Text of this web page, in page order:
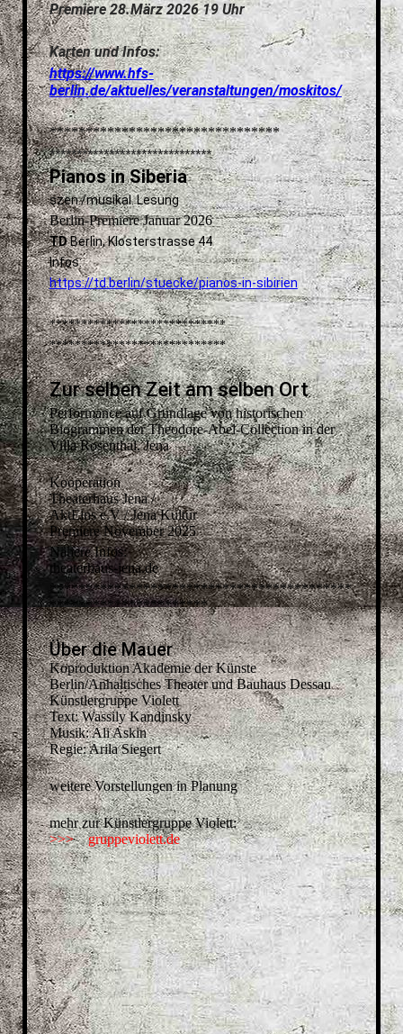
Premiere 28.März 2026 19 Uhr
Karten und Infos:
https://www.hfs-
berlin.de/aktuelles/veranstaltungen/moskitos/
********************************
******************************
Pianos in Siberia
szen./musikal. Lesung
Berlin-Premiere Januar 2026
TDBerlin, Klosterstrasse 44
Infos:
https://td.berlin/stuecke/pianos-in-sibirien
****************************
****************************
Zur selben Zeit am selben Ort
Performance auf Grundlage von historischen
Biogrammen der Theodore-Abel-Collection in der
Villa Rosenthal, Jena
Kooperation
Theaterhaus Jena /
AktEins e.V / Jena Kultur
Premiere November 2025
Nähere Infos:
theaterhaus-jena.de
******************************************
**********************
Über die Mauer
Koproduktion Akademie der Künste
Berlin/Anhaltisches Theater und Bauhaus Dessau
Künstlergruppe Violett
Text: Wassily Kandinsky
Musik: Ali Askin
Regie: Arila Siegert
weitere Vorstellungen in Planung
mehr zur Künstlergruppe Violett:
>>> gruppeviolett.de